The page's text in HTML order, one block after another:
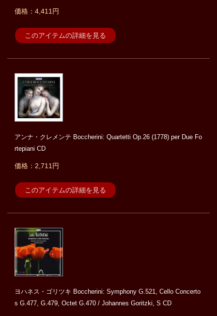
価格：4,411円
このアイテムの詳細を見る
アンナ・クレメンテ Boccherini: Quartetti Op.26 (1778) per Due Fo
rtepiani CD
価格：2,711円
このアイテムの詳細を見る
ヨハネス・ゴリツキ Boccherini: Symphony G.521, Cello Concerto
s G.477, G.479, Octet G.470 / Johannes Goritzki, S CD